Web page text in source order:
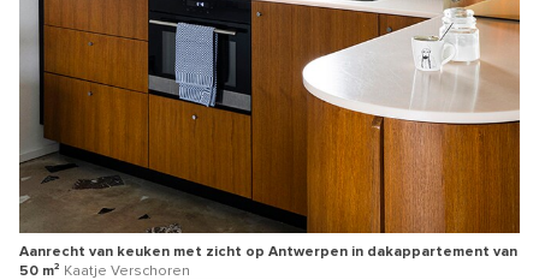
Aanrecht van keuken met zicht op Antwerpen in dakappartement van
50 m² Kaatje Verschoren